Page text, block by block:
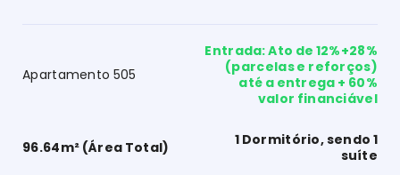
Apartamento 505
96.64m² (Área Total)
1 Dormitório, sendo 1
suíte
Entrada: Ato de 12%+28%
(parcelas e reforços)
até a entrega + 60%
valor financiável